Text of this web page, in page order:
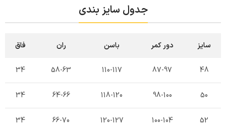
جدول سایز بندی
سایز دور کمر باسن ران فاق
48
87-97
110-117
58-63
34
50
98-100
118-120
64-66
34
52
100-104
120-127
66-70
34